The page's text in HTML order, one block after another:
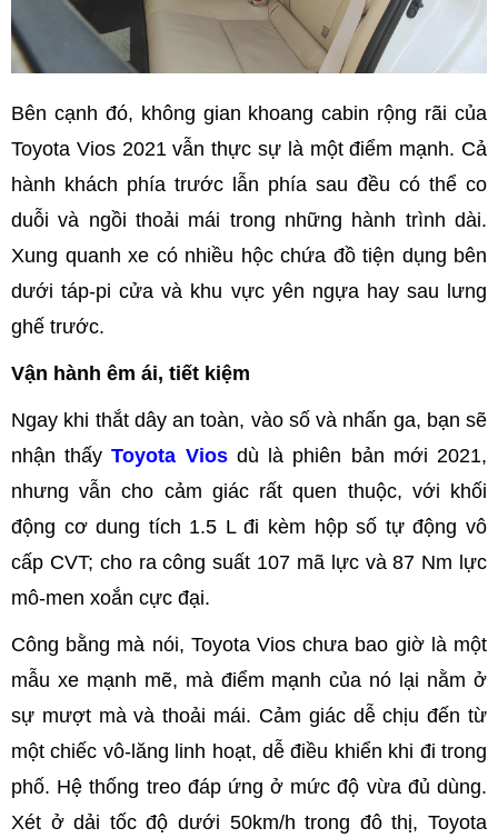
Bên cạnh đó, không gian khoang cabin rộng rãi của
Toyota Vios 2021 vẫn thực sự là một điểm mạnh. Cả
hành khách phía trước lẫn phía sau đều có thể co
duỗi và ngồi thoải mái trong những hành trình dài.
Xung quanh xe có nhiều hộc chứa đồ tiện dụng bên
dưới táp-pi cửa và khu vực yên ngựa hay sau lưng
ghế trước.
Vận hành êm ái, tiết kiệm
Ngay khi thắt dây an toàn, vào số và nhấn ga, bạn sẽ
nhận thấyToyota Viosdù là phiên bản mới 2021,
nhưng vẫn cho cảm giác rất quen thuộc, với khối
động cơ dung tích 1.5 L đi kèm hộp số tự động vô
cấp CVT; cho ra công suất 107 mã lực và 87 Nm lực
mô-men xoắn cực đại.
Công bằng mà nói, Toyota Vios chưa bao giờ là một
mẫu xe mạnh mẽ, mà điểm mạnh của nó lại nằm ở
sự mượt mà và thoải mái. Cảm giác dễ chịu đến từ
một chiếc vô-lăng linh hoạt, dễ điều khiển khi đi trong
phố. Hệ thống treo đáp ứng ở mức độ vừa đủ dùng.
Xét ở dải tốc độ dưới 50km/h trong đô thị, Toyota